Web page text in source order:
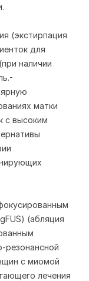
(экстирпация
для
наличии
матки
с высоким
(абляция
резонансной
с миомой
лечения